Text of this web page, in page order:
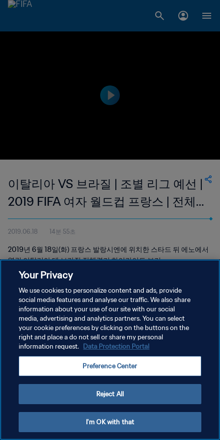
이탈리아 VS 브라질 | 조별 리그 예선 |
2019 FIFA 여자 월드컵 프랑스 | 전체
경기 하이라이트
2019.06.18 14분 55초
2019년 6월 18일(화) 프랑스 발랑시엔에 위치한 스타드 뒤 에노에서
열린 이탈리아 대 브라질 전체경기 하이라이트 보기
개인정보 보호정책
서비스 약관
쿠키 기본 설정 관리
Your Privacy
We use cookies to personalize content and ads, provide
social media features and analyse our traffic. We also share
information about your use of our site with our social
media, advertising and analytics partners. You can select
your cookie preferences by clicking on the buttons on the
right and place a do not sell or share my personal
information request. Data Protection Portal
Preference Center
Reject All
I'm OK with that